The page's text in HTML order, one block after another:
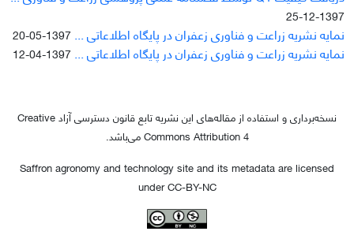
1397-12-25
نمایه نشریه زراعت و فناوری زعفران در پایگاه اطلاعاتی ... 1397-05-20
نمایه نشریه زراعت و فناوری زعفران در پایگاه اطلاعاتی ... 1397-04-12
نسخه‌برداری و استفاده از مقاله‌های این نشریه تابع قانون دسترسی آزاد Creative
Commons Attribution 4 می‌باشد.
Saffron agronomy and technology site and its metadata are licensed
under CC-BY-NC